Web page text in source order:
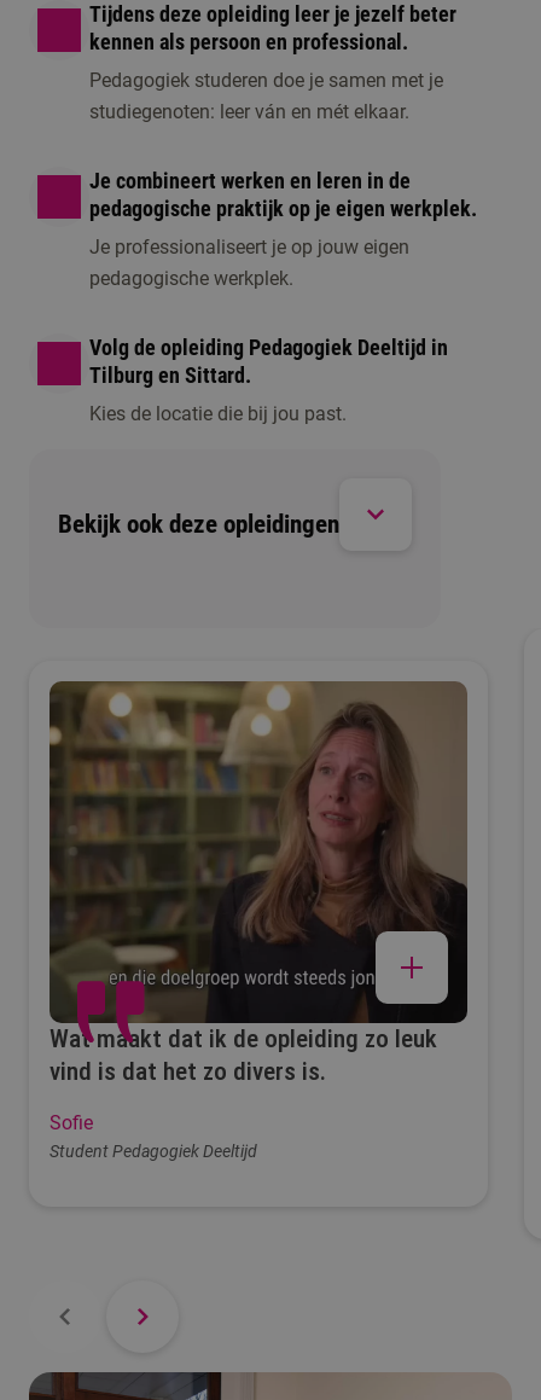
Persoonlijk gesprek
1 moment beschikbaar
Open dag/ avond
1 moment beschikbaar
Tijdens deze opleiding leer je jezelf beter
kennen als persoon en professional.
Pedagogiek studeren doe je samen met je
studiegenoten: leer ván en mét elkaar.
Je combineert werken en leren in de
pedagogische praktijk op je eigen werkplek.
Je professionaliseert je op jouw eigen
pedagogische werkplek.
Volg de opleiding Pedagogiek Deeltijd in
Tilburg en Sittard.
Kies de locatie die bij jou past.
Bekijk ook deze opleidingen
Wat maakt dat ik de opleiding zo leuk
vind is dat het zo divers is.
Sofie
Student Pedagogiek Deeltijd